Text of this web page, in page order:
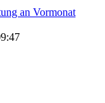
an Vormonat